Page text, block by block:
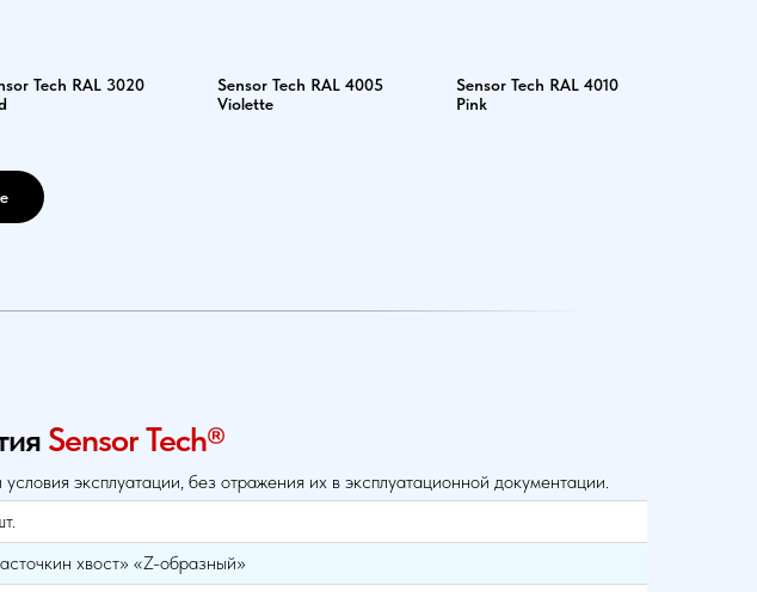
Tech RAL 3020
Sensor Tech RAL 4005
Violette
Sensor Tech RAL 4010
Pink
Sensor Tech®
эксплуатации, без отражения их в эксплуатационной документации.
хвост» «Z-образный»